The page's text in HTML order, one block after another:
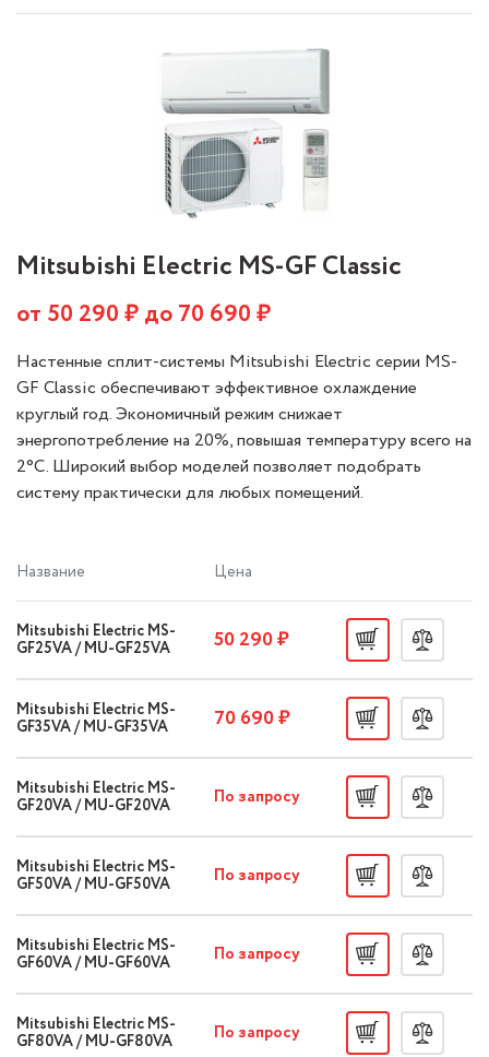
Mitsubishi Electric MS-GF Classic
от 50 290₽ до70 690₽
Настенные сплит-системы Mitsubishi Electric серии MS-
GF Classic обеспечивают эффективное охлаждение
круглый год. Экономичный режим снижает
энергопотребление на 20%, повышая температуру всего на
2°C. Широкий выбор моделей позволяет подобрать
систему практически для любых помещений.
Название Цена
Mitsubishi Electric MS-
GF25VA / MU-GF25VA
50 290 ₽
Mitsubishi Electric MS-
GF35VA / MU-GF35VA
70 690 ₽
Mitsubishi Electric MS-
GF20VA / MU-GF20VA
По запросу
Mitsubishi Electric MS-
GF50VA / MU-GF50VA
По запросу
Mitsubishi Electric MS-
GF60VA / MU-GF60VA
По запросу
Mitsubishi Electric MS-
GF80VA / MU-GF80VA
По запросу